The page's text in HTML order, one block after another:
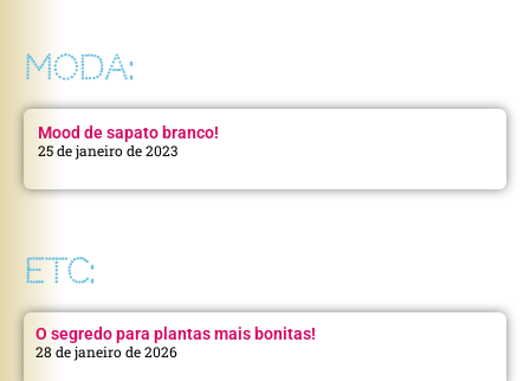
MODA:
Mood de sapato branco!
25 de janeiro de 2023
ETC:
O segredo para plantas mais bonitas!
28 de janeiro de 2026